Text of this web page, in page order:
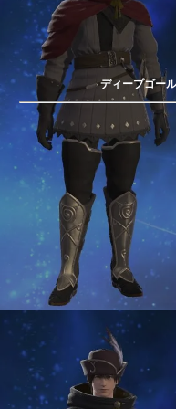
ディープゴー